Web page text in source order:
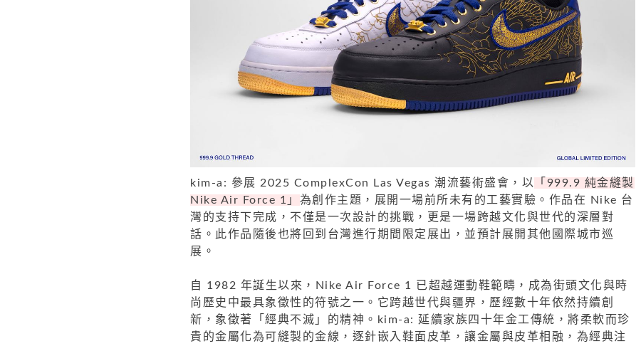
kim-a: 參展 2025 ComplexCon Las Vegas 潮流藝術盛會，以 「999.9 純金縫製
Nike Air Force 1」 為創作主題，展開一場前所未有的工藝實驗。作品在 Nike 台
灣的支持下完成，不僅是一次設計的挑戰，更是一場跨越文化與世代的深層對
話。此作品隨後也將回到台灣進行期間限定展出，並預計展開其他國際城市巡
展。
自 1982 年誕生以來，Nike Air Force 1 已超越運動鞋範疇，成為街頭文化與時
尚歷史中最具象徵性的符號之一。它跨越世代與疆界，歷經數十年依然持續創
新，象徵著「經典不滅」的精神。kim-a: 延續家族四十年金工傳統，將柔軟而珍
貴的金屬化為可縫製的金線，逐針嵌入鞋面皮革，讓金屬與皮革相融，為經典注